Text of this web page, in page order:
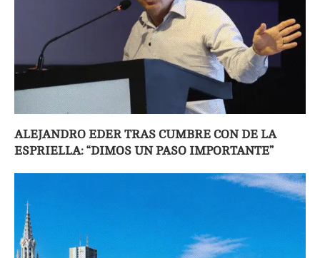
ALEJANDRO EDER TRAS CUMBRE CON DE LA
ESPRIELLA: “DIMOS UN PASO IMPORTANTE”